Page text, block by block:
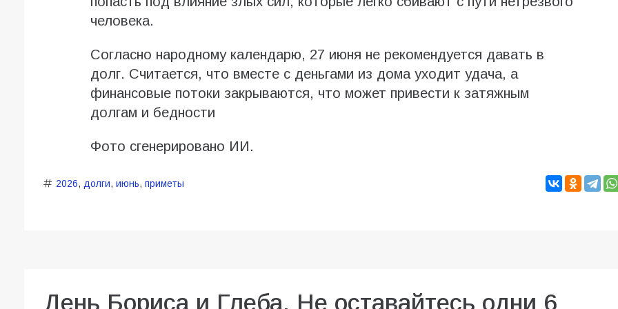
человека.
Согласно народному календарю, 27 июня не рекомендуется давать в
долг. Считается, что вместе с деньгами из дома уходит удача, а
финансовые потоки закрываются, что может привести к затяжным
долгам и бедности
Фото сгенерировано ИИ.
2026, долги, июнь, приметы
День Бориса и Глеба. Не оставайтесь одни 6